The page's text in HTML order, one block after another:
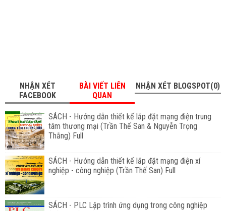
NHẬN XÉT
FACEBOOK
BÀI VIẾT LIÊN
QUAN
NHẬN XÉT BLOGSPOT(0)
SÁCH - Hướng dẫn thiết kế lắp đặt mạng điện trung
tâm thương mại (Trần Thế San & Nguyễn Trọng
Thắng) Full
SÁCH - Hướng dẫn thiết kế lắp đặt mạng điện xí
nghiệp - công nghiệp (Trần Thế San) Full
SÁCH - PLC Lập trình ứng dụng trong công nghiệp